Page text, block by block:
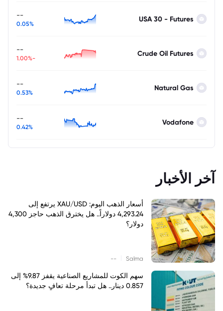
USA 30 - Futures
--
0.05%
Crude Oil Futures
--
-1.00%
Natural Gas
--
0.53%
Vodafone
--
0.42%
آخر الأخبار
أسعار الذهب اليوم: XAU/USD يرتفع إلى
4,293.24 دولاراً.. هل يخترق الذهب حاجز 4,300
دولار؟
Salma
--
سهم الكوت للمشاريع الصناعية يقفز 9.87% إلى
0.857 دينار.. هل تبدأ مرحلة تعافٍ جديدة؟